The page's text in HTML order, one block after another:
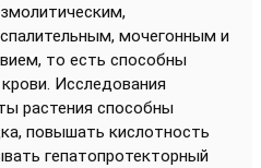
мочегонным и
то есть способны
Исследования
растения способны
повышать кислотность
гепатопротекторный